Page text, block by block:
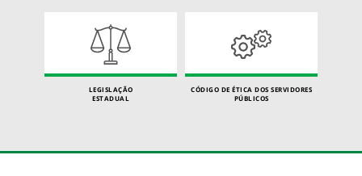
LEGISLAÇÃO
ESTADUAL
CÓDIGO DE ÉTICA DOS SERVIDORES
PÚBLICOS